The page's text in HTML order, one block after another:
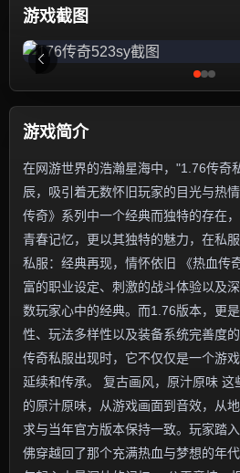
游戏截图
游戏简介
在网游世界的浩瀚星海中，"1.76传奇
辰，吸引着无数怀旧玩家的目光与热
传奇》系列中一个经典而独特的存在
青春记忆，更以其独特的魅力，在私
私服：经典再现，情怀依旧 《热血传
富的职业设定、刺激的战斗体验以及
数玩家心中的经典。而1.76版本，更
性、玩法多样性以及装备系统完善度
传奇私服出现时，它不仅仅是一个游
延续和传承。 复古画风，原汁原味
的原汁原味，从游戏画面到音效，从
求与当年官方版本保持一致。玩家踏
佛穿越回了那个充满热血与梦想的年